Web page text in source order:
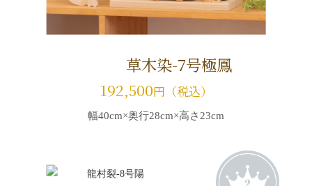
草木染-7号極鳳
192,500円（税込）
幅40cm×奥行28cm×高さ23cm